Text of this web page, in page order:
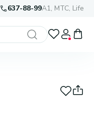
637-88-99A1, МТС, Life